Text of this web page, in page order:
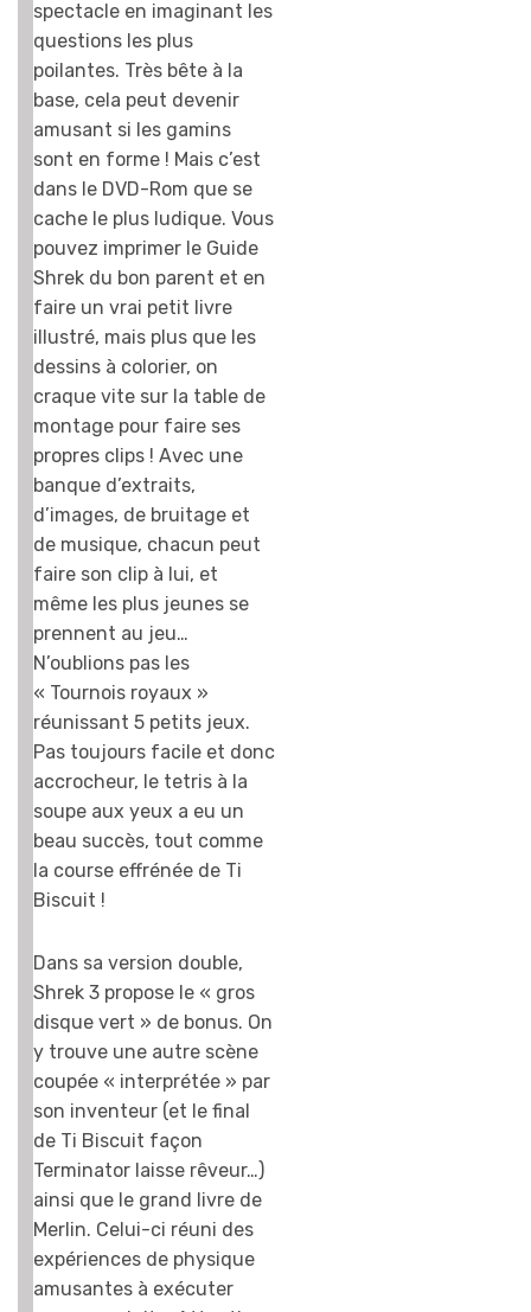
spectacle en imaginant les
questions les plus
poilantes. Très bête à la
base, cela peut devenir
amusant si les gamins
sont en forme ! Mais c’est
dans le DVD-Rom que se
cache le plus ludique. Vous
pouvez imprimer le Guide
Shrek du bon parent et en
faire un vrai petit livre
illustré, mais plus que les
dessins à colorier, on
craque vite sur la table de
montage pour faire ses
propres clips ! Avec une
banque d’extraits,
d’images, de bruitage et
de musique, chacun peut
faire son clip à lui, et
même les plus jeunes se
prennent au jeu…
N’oublions pas les
« Tournois royaux »
réunissant 5 petits jeux.
Pas toujours facile et donc
accrocheur, le tetris à la
soupe aux yeux a eu un
beau succès, tout comme
la course effrénée de Ti
Biscuit !
Dans sa version double,
Shrek 3 propose le « gros
disque vert » de bonus. On
y trouve une autre scène
coupée « interprétée » par
son inventeur (et le final
de Ti Biscuit façon
Terminator laisse rêveur…)
ainsi que le grand livre de
Merlin. Celui-ci réuni des
expériences de physique
amusantes à exécuter